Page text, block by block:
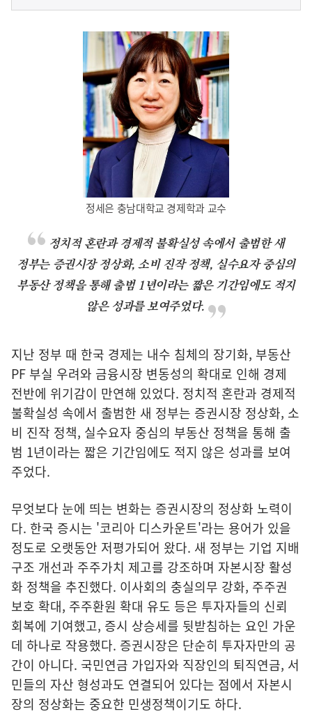
정치적 혼란과 경제적 불확실성 속에서 출범한 새
정부는 증권시장 정상화, 소비 진작 정책, 실수요자 중심의
부동산 정책을 통해 출범 1년이라는 짧은 기간임에도 적지
않은 성과를 보여주었다.
정세은 충남대학교 경제학과 교수
지난 정부 때 한국 경제는 내수 침체의 장기화, 부동산
PF 부실 우려와 금융시장 변동성의 확대로 인해 경제
전반에 위기감이 만연해 있었다. 정치적 혼란과 경제적
불확실성 속에서 출범한 새 정부는 증권시장 정상화, 소
비 진작 정책, 실수요자 중심의 부동산 정책을 통해 출
범 1년이라는 짧은 기간임에도 적지 않은 성과를 보여
주었다.
무엇보다 눈에 띄는 변화는 증권시장의 정상화 노력이
다. 한국 증시는 '코리아 디스카운트'라는 용어가 있을
정도로 오랫동안 저평가되어 왔다. 새 정부는 기업 지배
구조 개선과 주주가치 제고를 강조하며 자본시장 활성
화 정책을 추진했다. 이사회의 충실의무 강화, 주주권
보호 확대, 주주환원 확대 유도 등은 투자자들의 신뢰
회복에 기여했고, 증시 상승세를 뒷받침하는 요인 가운
데 하나로 작용했다. 증권시장은 단순히 투자자만의 공
간이 아니다. 국민연금 가입자와 직장인의 퇴직연금, 서
민들의 자산 형성과도 연결되어 있다는 점에서 자본시
장의 정상화는 중요한 민생정책이기도 하다.